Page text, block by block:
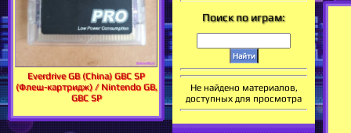
Everdrive GB (China) GBC SP
(Флеш-картридж) / Nintendo GB,
GBC SP
Поиск по играм:
Не найдено материалов,
доступных для просмотра